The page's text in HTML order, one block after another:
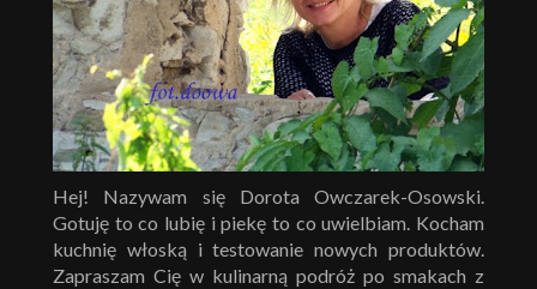
Hej! Nazywam się Dorota Owczarek-Osowski.
Gotuję to co lubię i piekę to co uwielbiam. Kocham
kuchnię włoską i testowanie nowych produktów.
Zapraszam Cię w kulinarną podróż po smakach z